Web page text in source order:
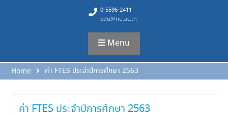
0-5596-2411
edu@nu.ac.th
Menu
Home ค่า FTES ประจำปีการศึกษา 2563
ค่า FTES ประจำปีการศึกษา 2563